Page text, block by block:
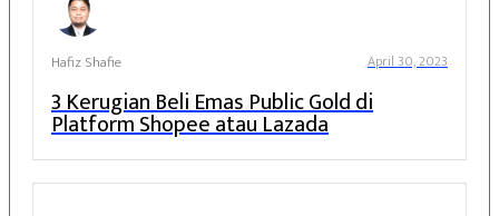
Hafiz Shafie April 30, 2023
3 Kerugian Beli Emas Public Gold di
Platform Shopee atau Lazada